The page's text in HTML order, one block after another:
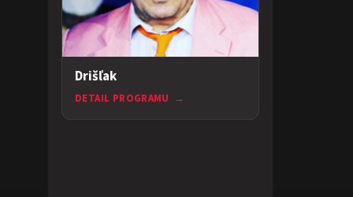
Drišľak
DETAIL PROGRAMU →